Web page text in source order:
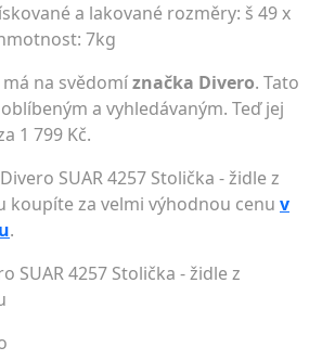
a lakované rozměry: š 49 x
7kg
na svědomíznačka Divero. Tato
a vyhledávaným. Teď jej
1 799 Kč.
SUAR 4257 Stolička - židle z
koupíte za velmi výhodnou cenu v
.
SUAR 4257 Stolička - židle z